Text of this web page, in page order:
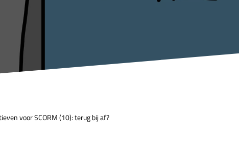
voor SCORM (10): terug bij af?